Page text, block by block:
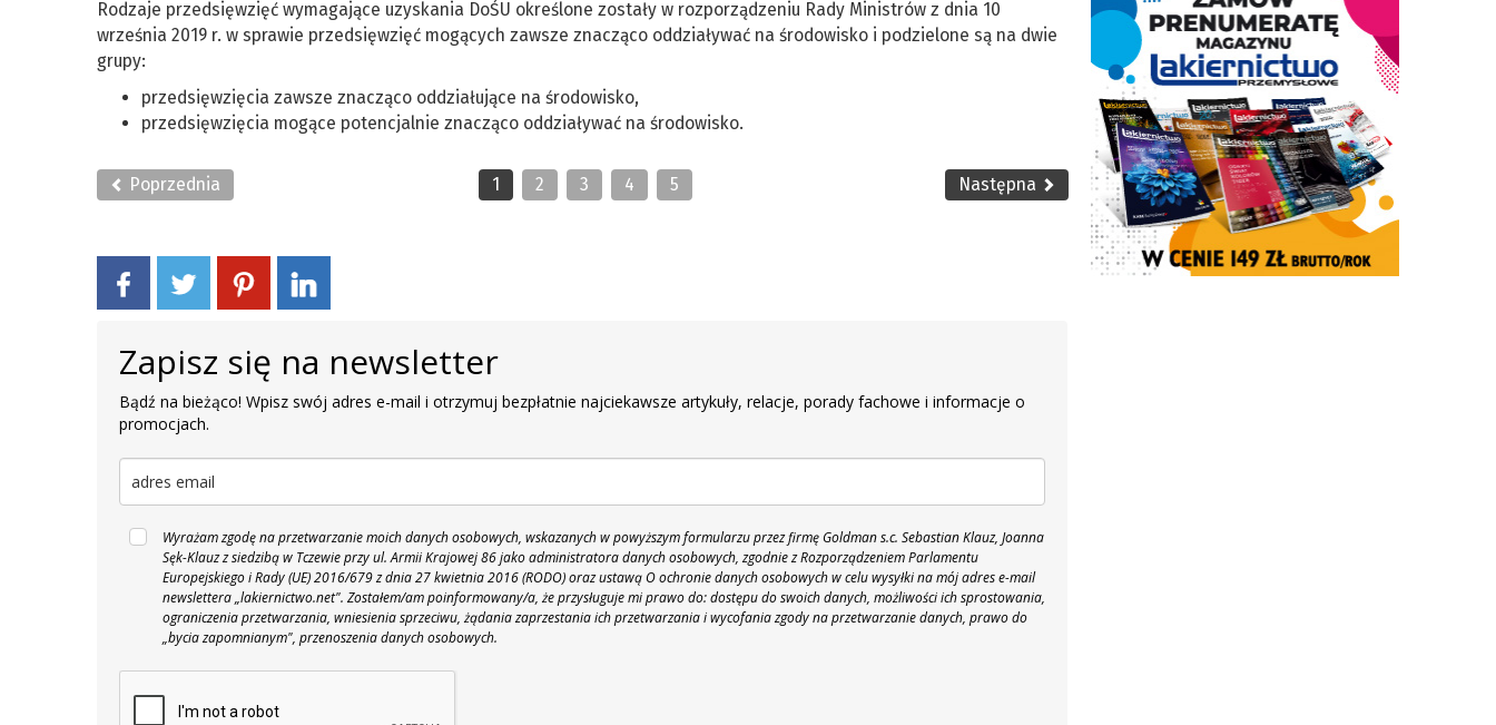
Rodzaje przedsięwzięć wymagające uzyskania DoŚU określone zostały w rozporządzeniu Rady Ministrów z dnia 10
września 2019 r. w sprawie przedsięwzięć mogących zawsze znacząco oddziaływać na środowisko i podzielone są na dwie
grupy:
przedsięwzięcia zawsze znacząco oddziałujące na środowisko,
przedsięwzięcia mogące potencjalnie znacząco oddziaływać na środowisko.
Poprzednia 1 2 3 4 5 Następna
Zapisz się na newsletter
Bądź na bieżąco! Wpisz swój adres e-mail i otrzymuj bezpłatnie najciekawsze artykuły, relacje, porady fachowe i informacje o
promocjach.
Wyrażam zgodę na przetwarzanie moich danych osobowych, wskazanych w powyższym formularzu przez firmę Goldman s.c. Sebastian Klauz, Joanna
Sęk-Klauz z siedzibą w Tczewie przy ul. Armii Krajowej 86 jako administratora danych osobowych, zgodnie z Rozporządzeniem Parlamentu
Europejskiego i Rady (UE) 2016/679 z dnia 27 kwietnia 2016 (RODO) oraz ustawą O ochronie danych osobowych w celu wysyłki na mój adres e-mail
newslettera „lakiernictwo.net". Zostałem/am poinformowany/a, że przysługuje mi prawo do: dostępu do swoich danych, możliwości ich sprostowania,
ograniczenia przetwarzania, wniesienia sprzeciwu, żądania zaprzestania ich przetwarzania i wycofania zgody na przetwarzanie danych, prawo do
„bycia zapomnianym", przenoszenia danych osobowych.